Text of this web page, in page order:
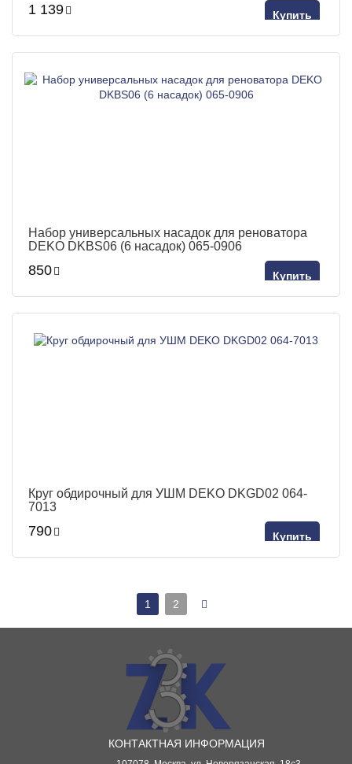
1 139 Купить
Набор универсальных насадок для реноватора
DEKO DKBS06 (6 насадок) 065-0906
850 Купить
Круг обдирочный для УШМ DEKO DKGD02 064-
7013
790 Купить
1 2
КОНТАКТНАЯ ИНФОРМАЦИЯ